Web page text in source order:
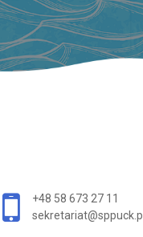
+48 58 673 27 11
sekretariat@sppuck.pl